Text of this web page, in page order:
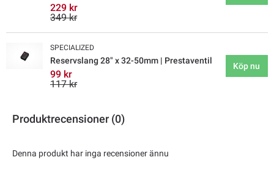
229 kr
349 kr
SPECIALIZED
Reservslang 28" x 32-50mm | Prestaventil
99 kr
117 kr
Köp nu
Produktrecensioner (0)
Denna produkt har inga recensioner ännu